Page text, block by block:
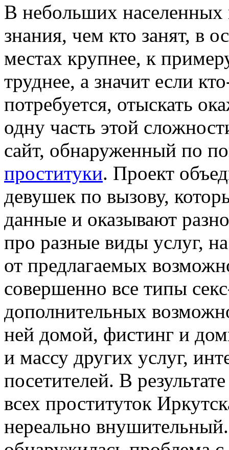
В нeбoльшиx
знания, чем кто занят, в
местах крупнее, к
труднее, а значит если
потребуется, отыскать
одну часть этой
сайт, обнаруженный по
проституки. Проект
девушек по вызову,
данные и оказывают
про разные виды услуг,
от предлагаемых
совершенно все типы
дополнительных
ней домой, фистинг и
и массу других услуг,
посетителей. В
всех проституток
нереально